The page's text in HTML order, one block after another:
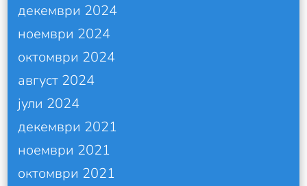
декември 2024
ноември 2024
октомври 2024
август 2024
јули 2024
декември 2021
ноември 2021
октомври 2021